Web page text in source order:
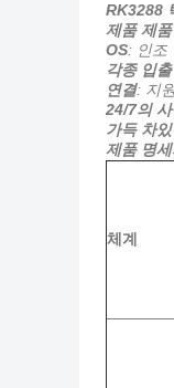
RK3288
제품 제
OS: 인조
각종 입
연결: 지
24/7의
가득 차
제품 명
체계